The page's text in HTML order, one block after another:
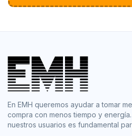
En EMH queremos ayudar a tomar
compra con menos tiempo y
nuestros usuarios es fundamental